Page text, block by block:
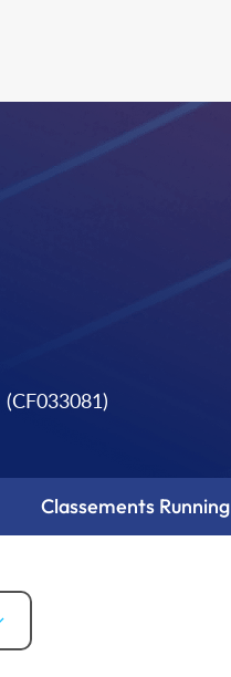
(CF033081)
Classements Running